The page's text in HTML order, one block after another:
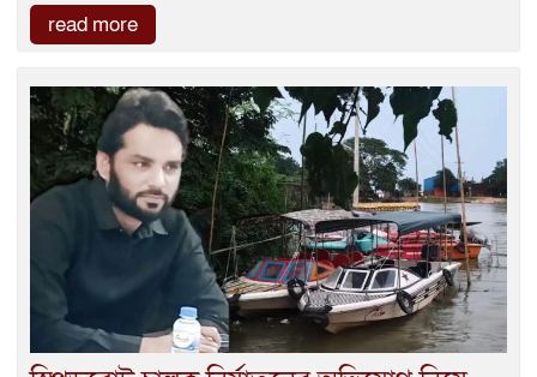
read more